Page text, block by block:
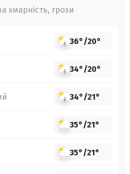
хмарність, грози
36°/20°
34°/20°
34°/21°
35°/21°
35°/21°